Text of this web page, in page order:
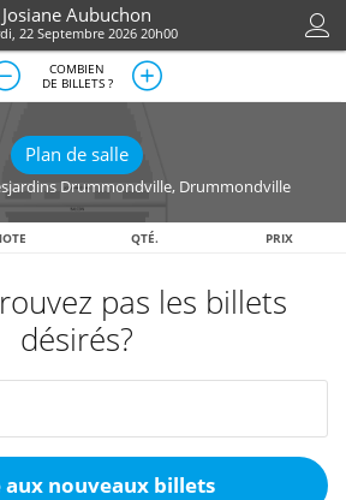
Josiane Aubuchon
22 Septembre 2026 20h00
COMBIEN
DE BILLETS ?
Plan de salle
Drummondville, Drummondville
QTÉ. PRIX
pas les billets
désirés?
nouveaux billets